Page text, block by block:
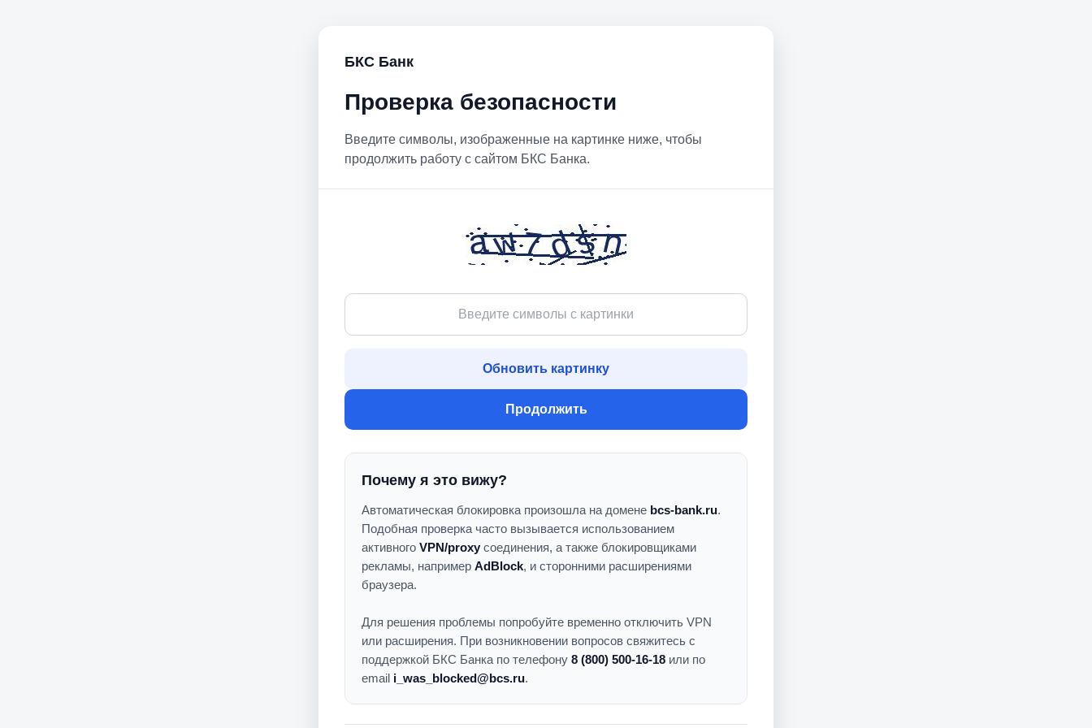
БКС Банк
Проверка безопасности
Введите символы, изображенные на картинке ниже, чтобы
продолжить работу с сайтом БКС Банка.
Обновить картинку
Продолжить
Почему я это вижу?
Автоматическая блокировка произошла на домене bcs-bank.ru.
Подобная проверка часто вызывается использованием
активного VPN/proxy соединения, а также блокировщиками
рекламы, например AdBlock, и сторонними расширениями
браузера.
Для решения проблемы попробуйте временно отключить VPN
или расширения. При возникновении вопросов свяжитесь с
поддержкой БКС Банка по телефону 8 (800) 500-16-18 или по
email i_was_blocked@bcs.ru.